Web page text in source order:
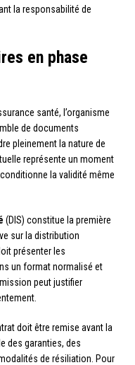
la responsabilité de
en phase
santé, l’organisme
de documents
pleinement la nature de
représente un moment
la validité même
(DIS) constitue la première
sur la distribution
présenter les
un format normalisé et
peut justifier
doit être remise avant la
des garanties, des
de résiliation. Pour